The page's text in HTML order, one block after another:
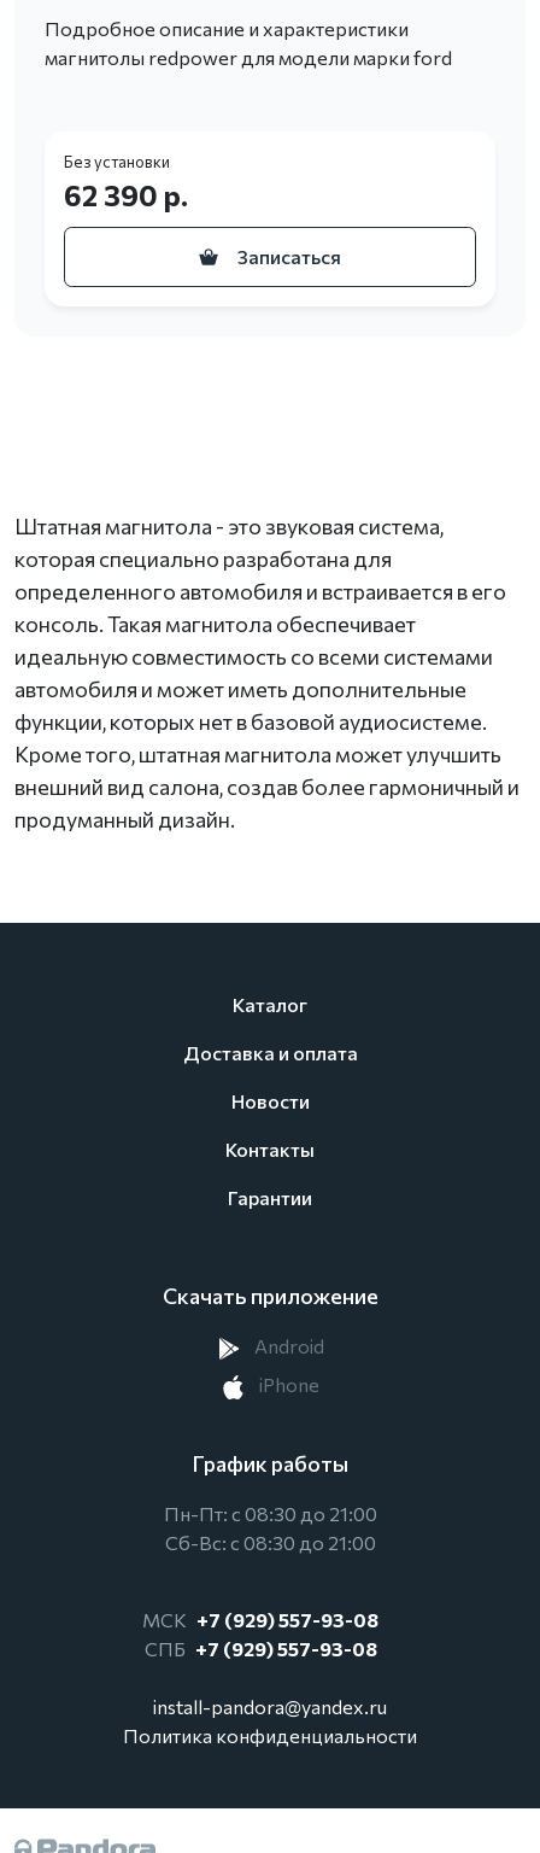
Подробное описание и характеристики
магнитолы redpower для модели марки ford
Без установки
62 390 р.
Записаться
Штатная магнитола - это звуковая система,
которая специально разработана для
определенного автомобиля и встраивается в его
консоль. Такая магнитола обеспечивает
идеальную совместимость со всеми системами
автомобиля и может иметь дополнительные
функции, которых нет в базовой аудиосистеме.
Кроме того, штатная магнитола может улучшить
внешний вид салона, создав более гармоничный и
продуманный дизайн.
Каталог
Доставка и оплата
Новости
Контакты
Гарантии
Скачать приложение
Android
iPhone
График работы
Пн-Пт: с 08:30 до 21:00
Сб-Вс: с 08:30 до 21:00
МСК +7 (929) 557-93-08
СПБ +7 (929) 557-93-08
install-pandora@yandex.ru
Политика конфиденциальности